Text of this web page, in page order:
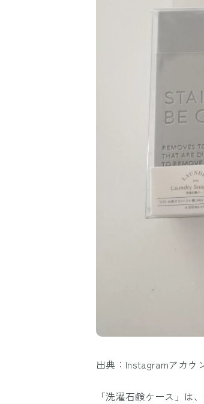
出典：Instagramアカウ
「洗濯石鹸ケース」は